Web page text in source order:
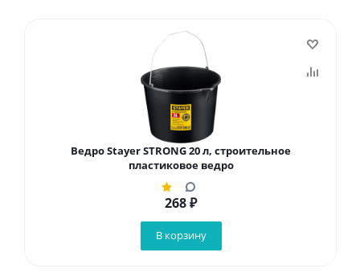
Ведро Stayer STRONG 20 л, строительное
пластиковое ведро
268₽
В корзину